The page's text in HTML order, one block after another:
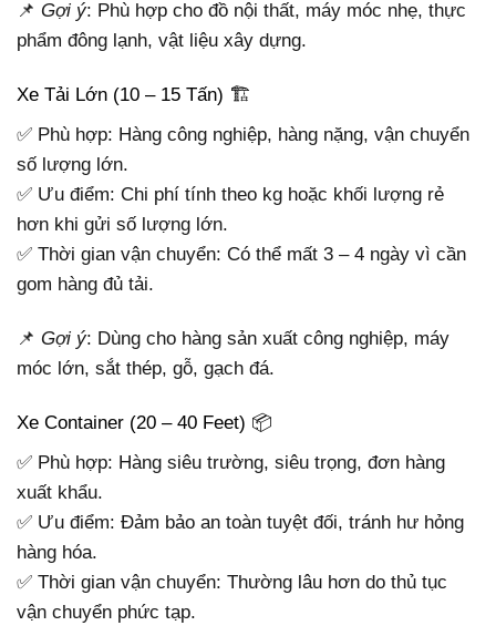
📌 Gợi ý: Phù hợp cho đồ nội thất, máy móc nhẹ, thực
phẩm đông lạnh, vật liệu xây dựng.
Xe Tải Lớn (10 – 15 Tấn) 🏗
✅ Phù hợp: Hàng công nghiệp, hàng nặng, vận chuyển
số lượng lớn.
✅ Ưu điểm: Chi phí tính theo kg hoặc khối lượng rẻ
hơn khi gửi số lượng lớn.
✅ Thời gian vận chuyển: Có thể mất 3 – 4 ngày vì cần
gom hàng đủ tải.
📌 Gợi ý: Dùng cho hàng sản xuất công nghiệp, máy
móc lớn, sắt thép, gỗ, gạch đá.
Xe Container (20 – 40 Feet) 📦
✅ Phù hợp: Hàng siêu trường, siêu trọng, đơn hàng
xuất khẩu.
✅ Ưu điểm: Đảm bảo an toàn tuyệt đối, tránh hư hỏng
hàng hóa.
✅ Thời gian vận chuyển: Thường lâu hơn do thủ tục
vận chuyển phức tạp.